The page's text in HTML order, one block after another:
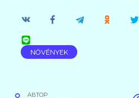
NÖVÉNYEK
АВТОР